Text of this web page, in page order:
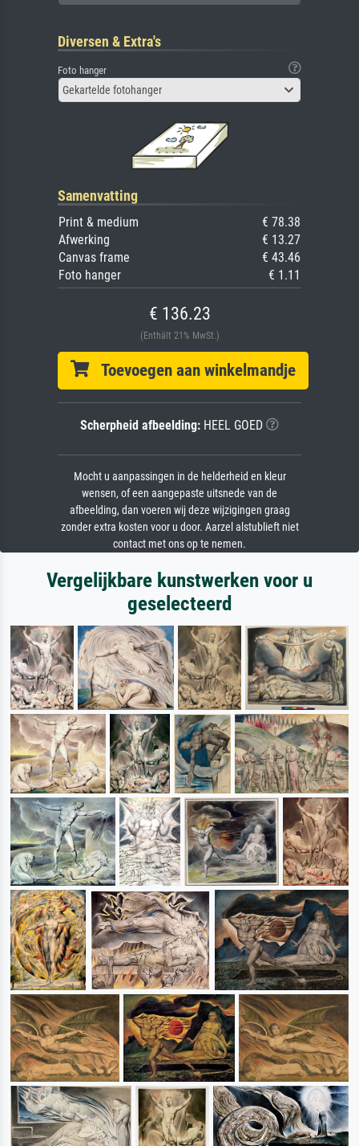
Diversen & Extra's
Foto hanger
Gekartelde fotohanger
Samenvatting
Print & medium
€ 78.38
Afwerking
€ 13.27
Canvas frame
€ 43.46
Foto hanger
€ 1.11
€ 136.23
(Enthält 21% MwSt.)
Toevoegen aan winkelmandje
Scherpheid afbeelding: HEEL GOED
Mocht u aanpassingen in de helderheid en kleur
wensen, of een aangepaste uitsnede van de
afbeelding, dan voeren wij deze wijzigingen graag
zonder extra kosten voor u door. Aarzel alstublieft niet
contact met ons op te nemen.
Vergelijkbare kunstwerken voor u
geselecteerd